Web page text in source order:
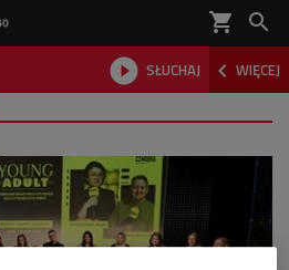
shopping_cart 
 SŁUCHAJ  WIĘCEJ
